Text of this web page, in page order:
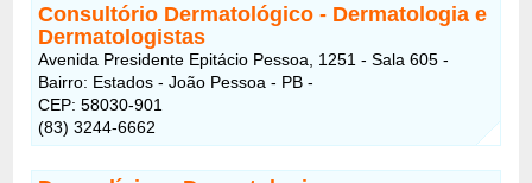
Consultório Dermatológico- Dermatologia e
Dermatologistas
Avenida Presidente Epitácio Pessoa, 1251 - Sala 605 -
Bairro: Estados - João Pessoa - PB -
CEP: 58030-901
(83) 3244-6662